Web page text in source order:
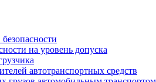
на уровень допуска
автотранспортных средств